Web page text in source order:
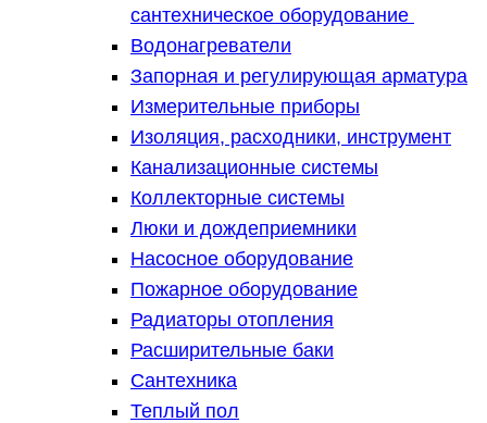
сантехническое оборудование
Водонагреватели
Запорная и регулирующая арматура
Измерительные приборы
Изоляция, расходники, инструмент
Канализационные системы
Коллекторные системы
Люки и дождеприемники
Насосное оборудование
Пожарное оборудование
Радиаторы отопления
Расширительные баки
Сантехника
Теплый пол